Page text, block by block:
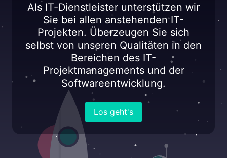
Als IT-Dienstleister unterstützen wir
Sie bei allen anstehenden IT-
Projekten. Überzeugen Sie sich
selbst von unseren Qualitäten in den
Bereichen des IT-
Projektmanagements und der
Softwareentwicklung.
Los geht's